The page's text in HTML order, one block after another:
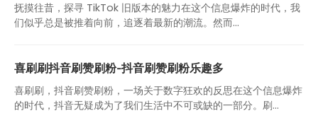
抚摸往昔，探寻 TikTok 旧版本的魅力在这个信息爆炸的时代，我
们似乎总是被推着向前，追逐着最新的潮流。然而...
喜刷刷抖音刷赞刷粉-抖音刷赞刷粉乐趣多
喜刷刷，抖音刷赞刷粉，一场关于数字狂欢的反思在这个信息爆炸
的时代，抖音无疑成为了我们生活中不可或缺的一部分。刷...